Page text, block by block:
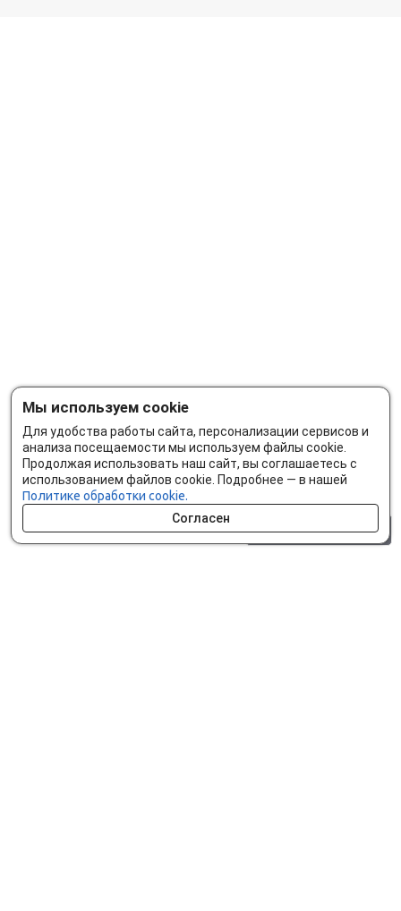
Мы используем cookie
Для удобства работы сайта, персонализации сервисов и
анализа посещаемости мы используем файлы cookie.
Продолжая использовать наш сайт, вы соглашаетесь с
использованием файлов cookie. Подробнее — в нашей
Политике обработки cookie.
Согласен